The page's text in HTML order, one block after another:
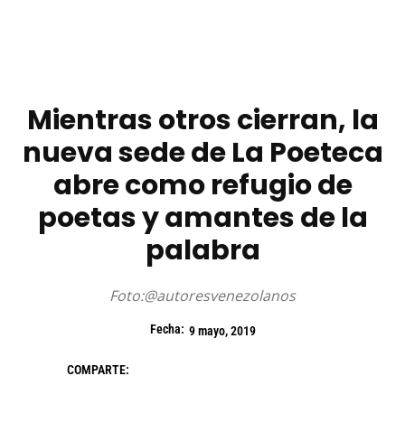
Mientras otros cierran, la
nueva sede de La Poeteca
abre como refugio de
poetas y amantes de la
palabra
Foto:@autoresvenezolanos
Fecha: 9 mayo, 2019
COMPARTE: